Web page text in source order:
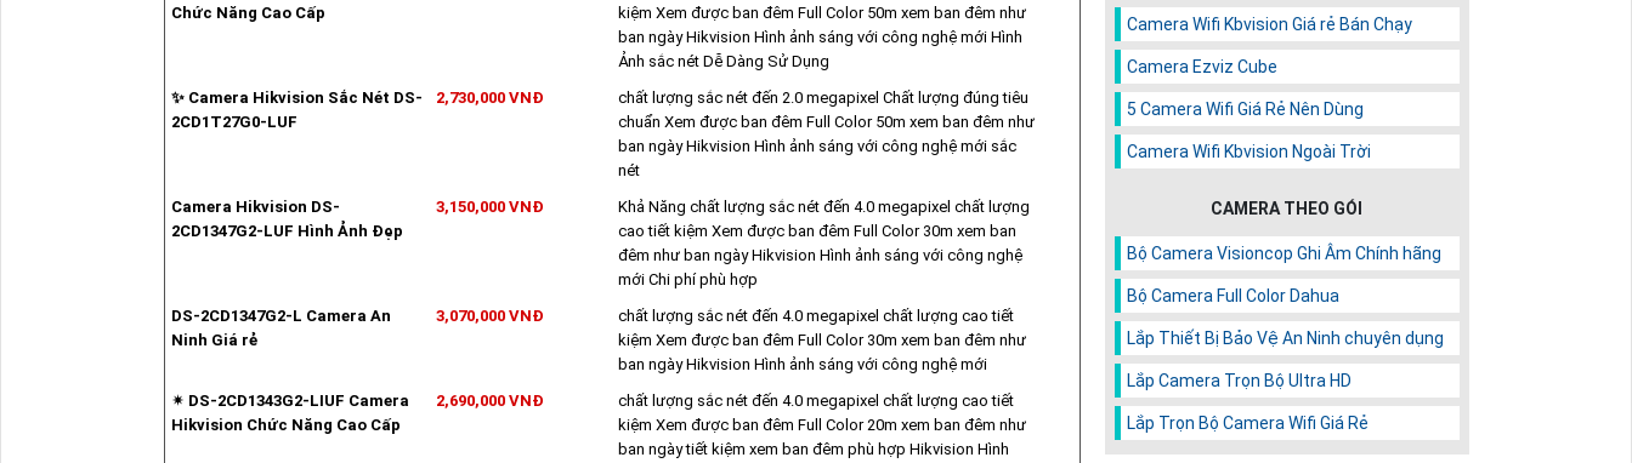
Chức Năng Cao Cấp
kiệm Xem được ban đêm Full Color 50m xem ban đêm như
ban ngày Hikvision Hình ảnh sáng với công nghệ mới Hình
Ảnh sắc nét Dễ Dàng Sử Dụng
✨ Camera Hikvision Sắc Nét DS-
2CD1T27G0-LUF
2,730,000 VNĐ
chất lượng sắc nét đến 2.0 megapixel Chất lượng đúng tiêu
chuẩn Xem được ban đêm Full Color 50m xem ban đêm như
ban ngày Hikvision Hình ảnh sáng với công nghệ mới sắc
nét
Camera Hikvision DS-
2CD1347G2-LUF Hình Ảnh Đẹp
3,150,000 VNĐ
Khả Năng chất lượng sắc nét đến 4.0 megapixel chất lượng
cao tiết kiệm Xem được ban đêm Full Color 30m xem ban
đêm như ban ngày Hikvision Hình ảnh sáng với công nghệ
mới Chi phí phù hợp
DS-2CD1347G2-L Camera An
Ninh Giá rẻ
3,070,000 VNĐ
chất lượng sắc nét đến 4.0 megapixel chất lượng cao tiết
kiệm Xem được ban đêm Full Color 30m xem ban đêm như
ban ngày Hikvision Hình ảnh sáng với công nghệ mới
✴ DS-2CD1343G2-LIUF Camera
Hikvision Chức Năng Cao Cấp
2,690,000 VNĐ
chất lượng sắc nét đến 4.0 megapixel chất lượng cao tiết
kiệm Xem được ban đêm Full Color 20m xem ban đêm như
ban ngày tiết kiệm xem ban đêm phù hợp Hikvision Hình
Camera Wifi Kbvision Giá rẻ Bán Chạy
Camera Ezviz Cube
5 Camera Wifi Giá Rẻ Nên Dùng
Camera Wifi Kbvision Ngoài Trời
CAMERA THEO GÓI
Bộ Camera Visioncop Ghi Âm Chính hãng
Bộ Camera Full Color Dahua
Lắp Thiết Bị Bảo Vệ An Ninh chuyên dụng
Lắp Camera Trọn Bộ Ultra HD
Lắp Trọn Bộ Camera Wifi Giá Rẻ